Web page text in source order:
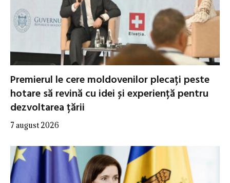
Premierul le cere moldovenilor plecați peste
hotare să revină cu idei și experiență pentru
dezvoltarea țării
7 august 2026